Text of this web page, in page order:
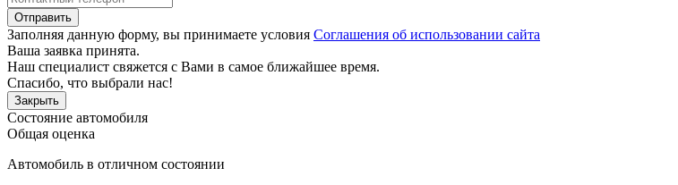
Отправить
Заполняя данную форму, вы принимаете условия Соглашения об использовании сайта
Ваша заявка принята.
Наш специалист свяжется с Вами в самое ближайшее время.
Спасибо, что выбрали нас!
Закрыть
Состояние автомобиля
Общая оценка
Автомобиль в отличном состоянии